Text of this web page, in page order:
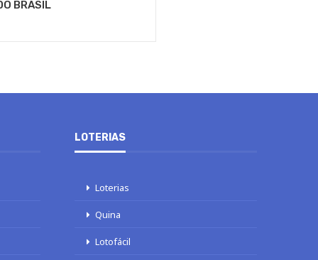
BRASIL
LOTERIAS
Loterias
Quina
Lotofácil